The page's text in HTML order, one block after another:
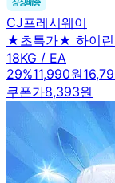
CJ프레시웨이
★초특가★ 하이린
18KG / EA
29%11,990원
쿠폰가8,393원